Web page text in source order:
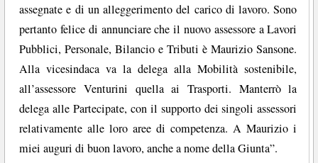
assegnate e di un alleggerimento del carico di lavoro. Sono
pertanto felice di annunciare che il nuovo assessore a Lavori
Pubblici, Personale, Bilancio e Tributi è Maurizio Sansone.
Alla vicesindaca va la delega alla Mobilità sostenibile,
all’assessore Venturini quella ai Trasporti. Manterrò la
delega alle Partecipate, con il supporto dei singoli assessori
relativamente alle loro aree di competenza. A Maurizio i
miei auguri di buon lavoro, anche a nome della Giunta”.